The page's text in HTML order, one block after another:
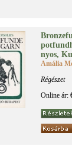
nyos,
Amália
Régészet
Online ár: